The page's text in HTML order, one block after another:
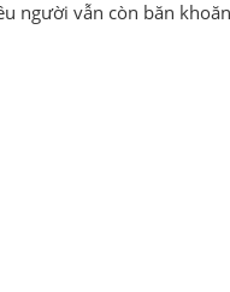
người vẫn còn băn khoăn